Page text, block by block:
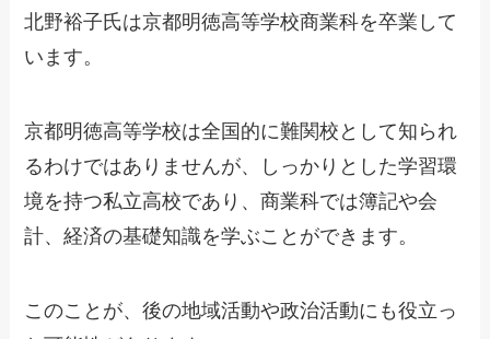
北野裕子氏は京都明徳高等学校商業科を卒業して
います。
京都明徳高等学校は全国的に難関校として知られ
るわけではありませんが、しっかりとした学習環
境を持つ私立高校であり、商業科では簿記や会
計、経済の基礎知識を学ぶことができます。
このことが、後の地域活動や政治活動にも役立っ